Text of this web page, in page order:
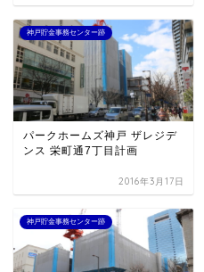
神戸貯金事務センター跡
パークホームズ神戸 ザレジデ
ンス 栄町通7丁目計画
2016年3月17日
神戸貯金事務センター跡